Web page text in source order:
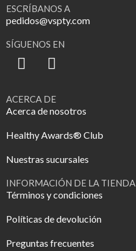
ESCRÍBANOS A
pedidos@vspty.com
SÍGUENOS EN
ACERCA DE
Acerca de nosotros
Healthy Awards® Club
Nuestras sucursales
INFORMACIÓN DE LA TIENDA
Términos y condiciones
Políticas de devolución
Preguntas frecuentes